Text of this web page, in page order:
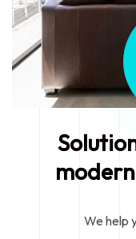
We help